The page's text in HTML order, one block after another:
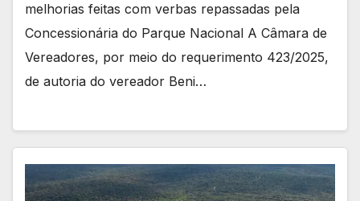
melhorias feitas com verbas repassadas pela
Concessionária do Parque Nacional A Câmara de
Vereadores, por meio do requerimento 423/2025,
de autoria do vereador Beni…